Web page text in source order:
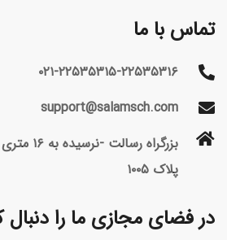
تماس با ما
۰۲۱-۲۲۵۳۵۳۱۵-۲۲۵۳۵۳۱۶
support@salamsch.com
بزرگراه
پلاک ۱۰۰۵
در فضای مجازی ما را دنبال